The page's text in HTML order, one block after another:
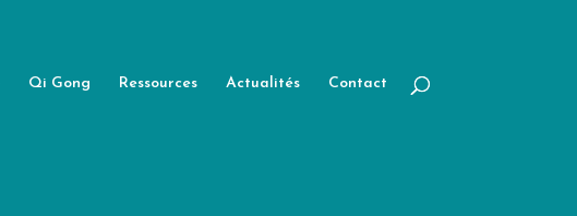
Qi Gong Ressources Actualités Contact